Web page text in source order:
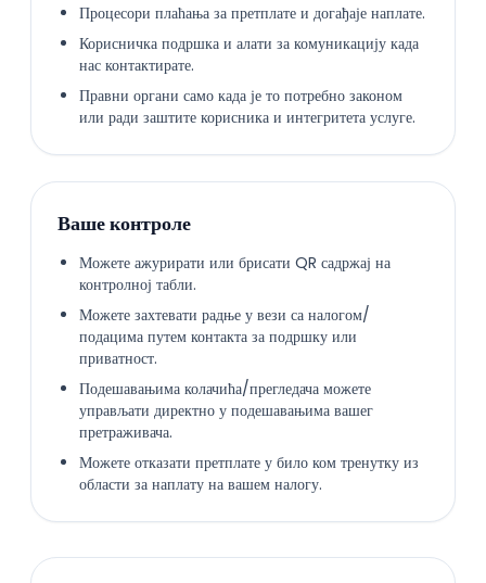
Процесори плаћања за претплате и догађаје наплате.
Корисничка подршка и алати за комуникацију када
нас контактирате.
Правни органи само када је то потребно законом
или ради заштите корисника и интегритета услуге.
Ваше контроле
Можете ажурирати или брисати QR садржај на
контролној табли.
Можете захтевати радње у вези са налогом/
подацима путем контакта за подршку или
приватност.
Подешавањима колачића/прегледача можете
управљати директно у подешавањима вашег
претраживача.
Можете отказати претплате у било ком тренутку из
области за наплату на вашем налогу.